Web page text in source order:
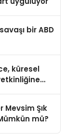
bir ABD
küresel
Mevsim Şık
mü?